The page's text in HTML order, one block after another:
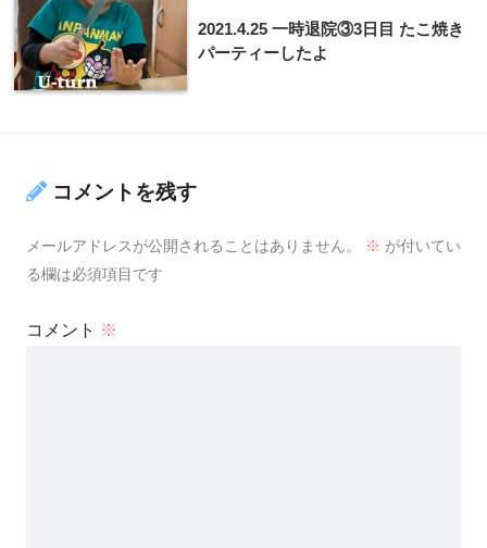
2021.4.25 一時退院③3日目 たこ焼き
パーティーしたよ
コメントを残す
メールアドレスが公開されることはありません。 ※ が付いてい
る欄は必須項目です
コメント ※